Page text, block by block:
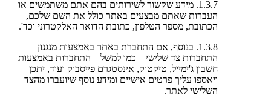
1.3.7. מידע שקשור לשירותים בהם אתם משתמשים או
העברות שאתם מבצעים באתר כולל את השם שלכם,
הכתובת, מספר הטלפון, כתובת הדואר האלקטרוני וכד'.
1.3.8. בנוסף, אם התחברת באתר באמצעות מנגנון
התחברות צד שלישי – כמו למשל – התחברות באמצעות
חשבון ג'ימייל, טיקטוק, אינסטגרם פייסבוק ועוד, יתכן
ויאספו עליך פרטים אישיים ומידע נוסף שיועברו מהצד
השלישי לאתר.